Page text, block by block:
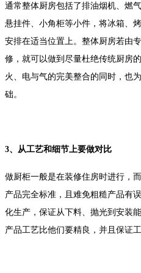
通常整体厨房包括了排油烟机、燃
悬挂件、小角柜等小件，将冰箱、
安排在适当位置上。整体厨房若由
修，就可以做到尽量杜绝传统厨房
火、电与气的完美整合的同时，也
础。
3、从工艺和细节上要做对比
做厨柜一般是在装修住房时进行，
产品完全标准，且难免粗糙产品有
化生产，保证从下料、抛光到安装
产品工艺比他们要精良，并且保证